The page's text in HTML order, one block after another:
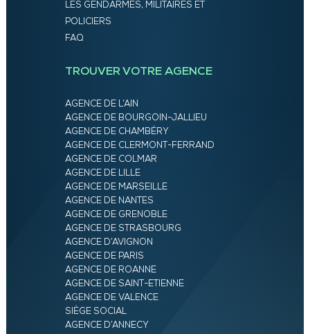
LES GENDARMES, MILITAIRES ET
POLICIERS
FAQ
TROUVER VOTRE AGENCE
AGENCE DE L’AIN
AGENCE DE BOURGOIN-JALLIEU
AGENCE DE CHAMBÉRY
AGENCE DE CLERMONT-FERRAND
AGENCE DE COLMAR
AGENCE DE LILLE
AGENCE DE MARSEILLE
AGENCE DE NANTES
AGENCE DE GRENOBLE
AGENCE DE STRASBOURG
AGENCE D’AVIGNON
AGENCE DE PARIS
AGENCE DE ROANNE
AGENCE DE SAINT-ETIENNE
AGENCE DE VALENCE
SIÈGE SOCIAL
AGENCE D’ANNECY